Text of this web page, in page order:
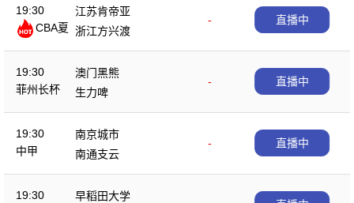
19:30
CBA夏
江苏肯帝亚
-
浙江方兴渡
直播中
19:30
菲州长杯
澳门黑熊
-
生力啤
直播中
19:30
中甲
南京城市
-
南通支云
直播中
19:30
早稻田大学